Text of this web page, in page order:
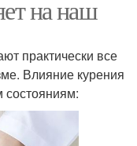
на наш
практически все
Влияние курения
состояниям: